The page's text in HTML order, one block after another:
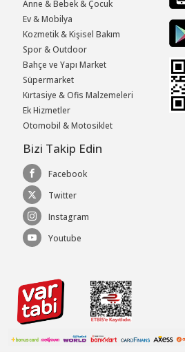
Anne & Bebek & Çocuk
Ev & Mobilya
Kozmetik & Kişisel Bakım
Spor & Outdoor
Bahçe ve Yapı Market
Süpermarket
Kırtasiye & Ofis Malzemeleri
Ek Hizmetler
Otomobil & Motosiklet
Bizi Takip Edin
Facebook
Twitter
Instagram
Youtube